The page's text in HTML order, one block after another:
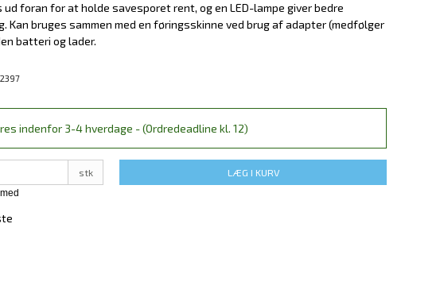
foran for at holde savesporet rent, og en LED-lampe giver bedre
Kan bruges sammen med en føringsskinne ved brug af adapter (medfølger
batteri og lader.
indenfor 3-4 hverdage - (Ordredeadline kl. 12)
stk LÆG I KURV